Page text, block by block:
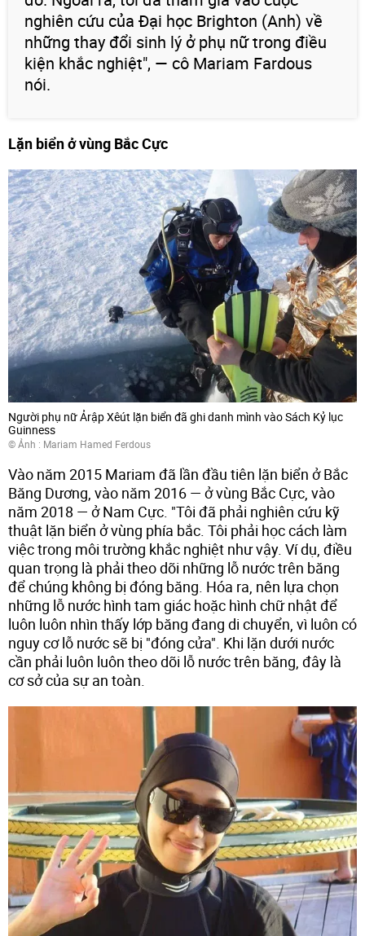
nghiên cứu của Đại học Brighton (Anh) về
những thay đổi sinh lý ở phụ nữ trong điều
kiện khắc nghiệt", — cô Mariam Fardous
nói.
Lặn biển ở vùng Bắc Cực
Người phụ nữ Ảrập Xêút lặn biển đã ghi danh mình vào Sách Kỷ lục
Guinness
© Ảnh : Mariam Hamed Ferdous
Vào năm 2015 Mariam đã lần đầu tiên lặn biển ở Bắc
Băng Dương, vào năm 2016 — ở vùng Bắc Cực, vào
năm 2018 — ở Nam Cực. "Tôi đã phải nghiên cứu kỹ
thuật lặn biển ở vùng phía bắc. Tôi phải học cách làm
việc trong môi trường khắc nghiệt như vậy. Ví dụ, điều
quan trọng là phải theo dõi những lỗ nước trên băng
để chúng không bị đóng băng. Hóa ra, nên lựa chọn
những lỗ nước hình tam giác hoặc hình chữ nhật để
luôn luôn nhìn thấy lớp băng đang di chuyển, vì luôn có
nguy cơ lỗ nước sẽ bị "đóng cửa". Khi lặn dưới nước
cần phải luôn luôn theo dõi lỗ nước trên băng, đây là
cơ sở của sự an toàn.